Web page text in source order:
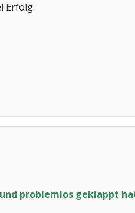
Erfolg.
problemlos geklappt